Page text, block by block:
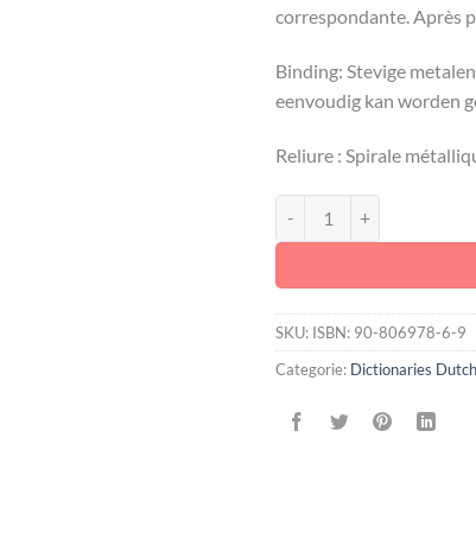
correspondante. Après
Binding: Stevige
eenvoudig kan worden
Reliure : Spirale
SKU: ISBN: 90-806978-6-9
Categorie: Dictionaries